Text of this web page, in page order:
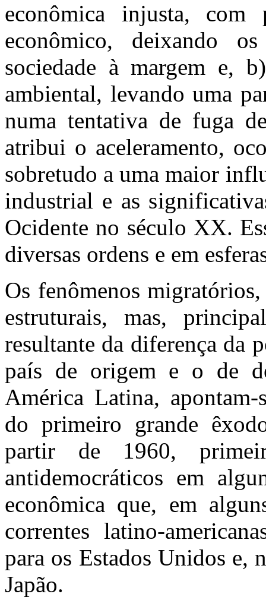
econômica injusta, com
econômico, deixando
sociedade à margem e,
ambiental, levando uma
numa tentativa de fuga
atribui o aceleramento,
sobretudo a uma maior
industrial e as
Ocidente no século XX.
diversas ordens e em
Os fenômenos
estruturais, mas,
resultante da diferença da
país de origem e o de
América Latina, apontam-
do primeiro grande
partir de 1960,
antidemocráticos em
econômica que, em
correntes latino-
para os Estados Unidos e,
Japão.